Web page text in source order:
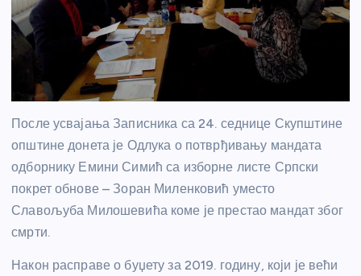
После усвајања Записника са 24. седнице Скупштине
општине донета је Одлука о потврђивању мандата
одборнику Емини Симић са изборне листе Српски
покрет обнове – Зоран Миленковић уместо
Славољуба Милошевића коме је престао мандат због
смрти.
Након расправе о буџету за 2019. годину, који је већи